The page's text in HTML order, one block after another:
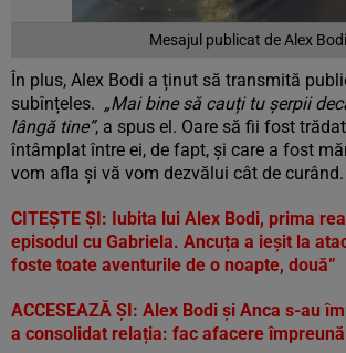
Mesajul publicat de Alex Bodi
În plus, Alex Bodi a ținut să transmită
subînțeles. „Mai bine să cauți tu șerpii
lângă tine”, a spus el. Oare să fii fost
întâmplat între ei, de fapt, și care a fost
vom afla și vă vom dezvălui cât de curând.
CITEȘTE ȘI: Iubita lui Alex Bodi, prima
episodul cu Gabriela. Ancuța a ieșit la
foste toate aventurile de o noapte, două”
ACCESEAZĂ ȘI: Alex Bodi și Anca s-au
a consolidat relația: fac afacere